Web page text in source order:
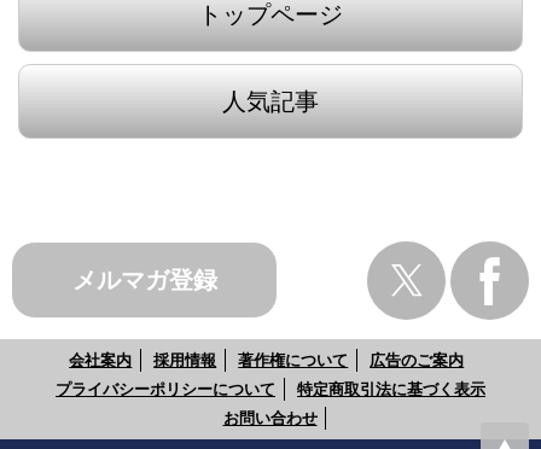
トップページ
人気記事
メルマガ登録
会社案内 採用情報 著作権について
広告のご案内
プライバシーポリシーについて
特定商取引法に基づく表示
お問い合わせ